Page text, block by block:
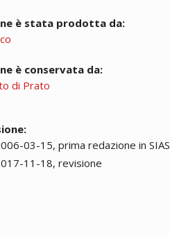
è stata prodotta da:
è conservata da:
di Prato
03-15, prima redazione in SIAS
11-18, revisione